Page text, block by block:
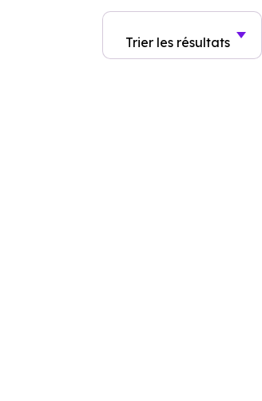
Trier les résultats